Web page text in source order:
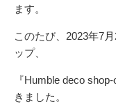
ます。
このたび、2023年7
ップ、
『Humble deco
きました。